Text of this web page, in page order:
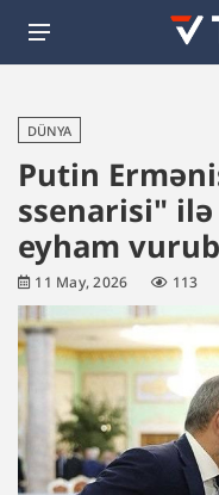
DÜNYA
Putin
ssenarisi"
eyham vurub
11 May, 2026 113